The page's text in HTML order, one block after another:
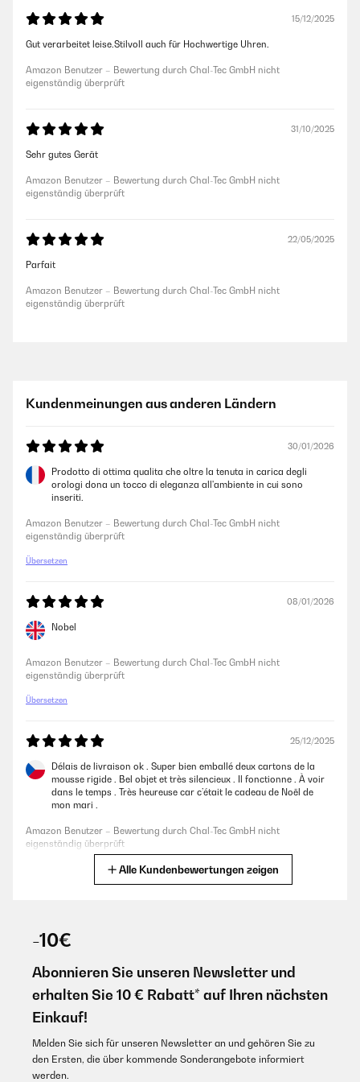
15/12/2025
Gut verarbeitet leise.Stilvoll auch für Hochwertige Uhren.
Amazon Benutzer – Bewertung durch Chal-Tec GmbH nicht
eigenständig überprüft
31/10/2025
Sehr gutes Gerät
Amazon Benutzer – Bewertung durch Chal-Tec GmbH nicht
eigenständig überprüft
22/05/2025
Parfait
Amazon Benutzer – Bewertung durch Chal-Tec GmbH nicht
eigenständig überprüft
Kundenmeinungen aus anderen Ländern
30/01/2026
Prodotto di ottima qualita che oltre la tenuta in carica degli
orologi dona un tocco di eleganza all'ambiente in cui sono
inseriti.
Amazon Benutzer – Bewertung durch Chal-Tec GmbH nicht
eigenständig überprüft
Übersetzen
08/01/2026
Nobel
Amazon Benutzer – Bewertung durch Chal-Tec GmbH nicht
eigenständig überprüft
Übersetzen
25/12/2025
Délais de livraison ok . Super bien emballé deux cartons de la
mousse rigide . Bel objet et très silencieux . Il fonctionne . À voir
dans le temps . Très heureuse car c’était le cadeau de Noël de
mon mari .
Amazon Benutzer – Bewertung durch Chal-Tec GmbH nicht
eigenständig überprüft
arrivato in tempo, molto buono, solo qualche rotore un po’
rumoroso, ma si mette a posto muovendo leggermete gli
rotore 1 in alto a sinistra, rotore 6 in basso a destra, ma non e’
scritto sul manuale. Fondamentale la regolazione della velocita’
per ogni rotore, dato che ho orologi differenti con necessita’
diverse di carica
Amazon Benutzer – Bewertung durch Chal-Tec GmbH nicht
Übersetzen
Alle Kundenbewertungen zeigen
-10€
Abonnieren Sie unseren Newsletter und
erhalten Sie 10 € Rabatt* auf Ihren nächsten
Einkauf!
Melden Sie sich für unseren Newsletter an und gehören Sie zu
den Ersten, die über kommende Sonderangebote informiert
werden.